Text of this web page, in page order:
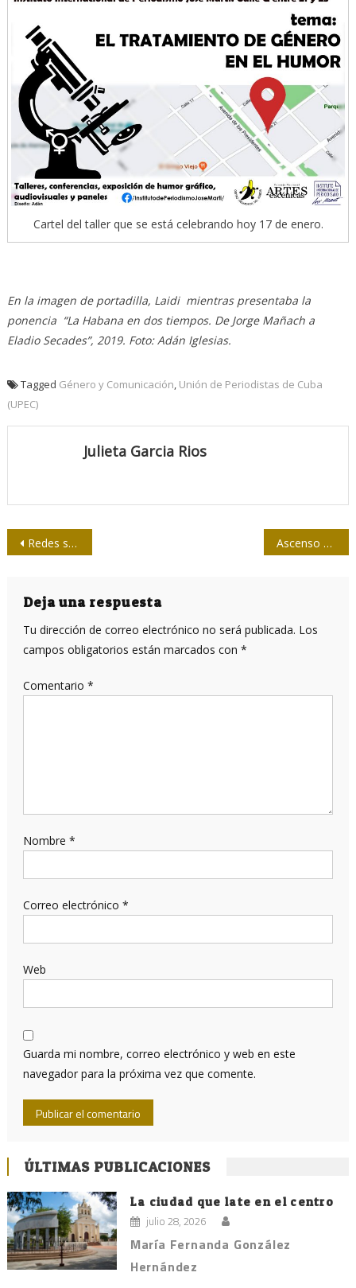
Cartel del taller que se está celebrando hoy 17 de enero.
En la imagen de portadilla, Laidi mientras presentaba la
ponencia “La Habana en dos tiempos. De Jorge Mañach a
Eladio Secades”, 2019. Foto: Adán Iglesias.
Tagged Género y Comunicación, Unión de Periodistas de Cuba
(UPEC)
Julieta Garcia Rios
Navegación
entradas
Redes sociales y videoblogs en Taller de la UPEC en Holguín Ascenso al poder de Bolsonaro afectó la libertad de prensa en Brasil
Deja una respuesta
Tu dirección de correo electrónico no será publicada. Los
campos obligatorios están marcados con *
Comentario *
Nombre *
Correo electrónico *
Web
Guarda mi nombre, correo electrónico y web en este
navegador para la próxima vez que comente.
ÚLTIMAS PUBLICACIONES
La ciudad que late en el centro
julio 28, 2026
María Fernanda González
Hernández